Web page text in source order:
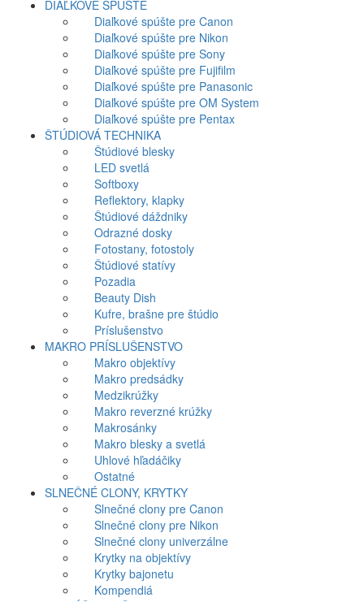
DIAĽKOVÉ SPÚŠTE
Diaľkové spúšte pre Canon
Diaľkové spúšte pre Nikon
Diaľkové spúšte pre Sony
Diaľkové spúšte pre Fujifilm
Diaľkové spúšte pre Panasonic
Diaľkové spúšte pre OM System
Diaľkové spúšte pre Pentax
ŠTÚDIOVÁ TECHNIKA
Štúdiové blesky
LED svetlá
Softboxy
Reflektory, klapky
Štúdiové dáždniky
Odrazné dosky
Fotostany, fotostoly
Štúdiové statívy
Pozadia
Beauty Dish
Kufre, brašne pre štúdio
Príslušenstvo
MAKRO PRÍSLUŠENSTVO
Makro objektívy
Makro predsádky
Medzikrúžky
Makro reverzné krúžky
Makrosánky
Makro blesky a svetlá
Uhlové hľadáčiky
Ostatné
SLNEČNÉ CLONY, KRYTKY
Slnečné clony pre Canon
Slnečné clony pre Nikon
Slnečné clony univerzálne
Krytky na objektívy
Krytky bajonetu
Kompendiá